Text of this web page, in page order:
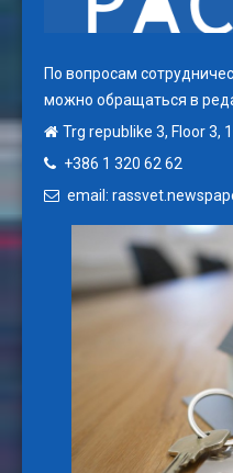
По вопросам
можно обращаться в
Trg republike 3, Floor 3,
+386 1 320 62 62
email: